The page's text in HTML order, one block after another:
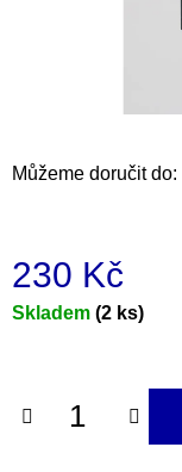
Můžeme doručit do:
230 Kč
Měrná
Skladem (2 ks)
o
p